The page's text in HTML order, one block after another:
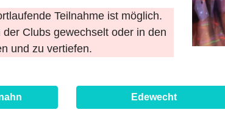
Teilnahme ist möglich.
Clubs gewechselt oder in den
und zu vertiefen.
Edewecht